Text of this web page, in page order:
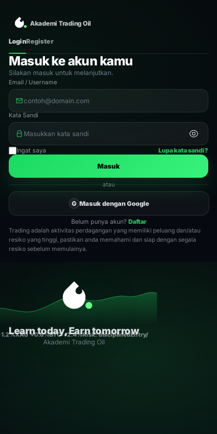
Akademi Trading Oil
LoginRegister
Masuk ke akun kamu
Silakan masuk untuk melanjutkan.
Email / Username
Kata Sandi
Ingat saya Lupa kata sandi?
Masuk
atau
G Masuk dengan Google
Belum punya akun? Daftar
Trading adalah aktivitas perdagangan yang memiliki peluang dan/atau
resiko yang tinggi, pastikan anda memahami dan siap dengan segala
resiko sebelum memulainya.
Learn today, Earn tomorrow
Akademi Trading Oil
XAU +0.8%BTC +2.4%Risk: disciplinedEntry/Exit: rule-based